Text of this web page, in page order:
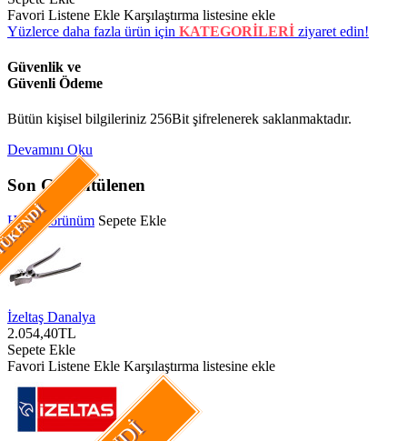
Favori Listene Ekle Karşılaştırma listesine ekle
Yüzlerce daha fazla ürün için KATEGORİLERİ ziyaret edin!
Güvenlik ve
Güvenli Ödeme
Bütün kişisel bilgileriniz 256Bit şifrelenerek saklanmaktadır.
Devamını Oku
Son Görüntülenen
Hızlı Görünüm Sepete Ekle
İzeltaş Danalya
2.054,40TL
Sepete Ekle
Favori Listene Ekle Karşılaştırma listesine ekle